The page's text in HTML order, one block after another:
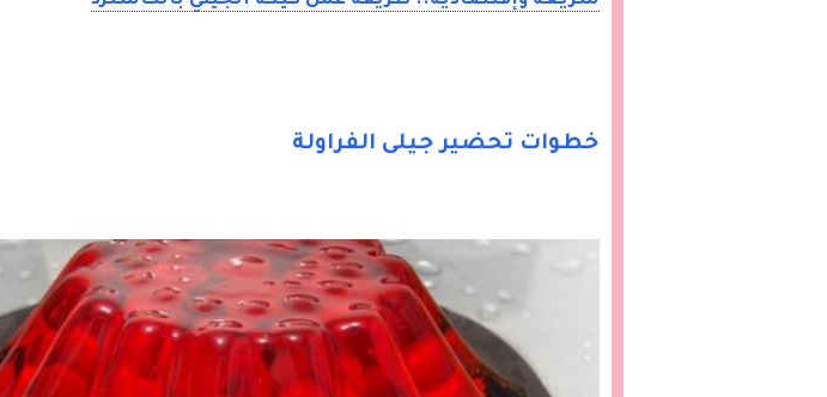
خطوات تحضير جيلى الفراولة